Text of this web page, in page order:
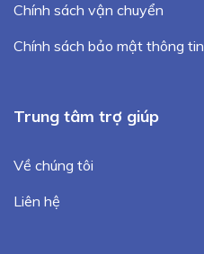
Chính sách vận chuyển
Chính sách bảo mật thông tin
Trung tâm trợ giúp
Về chúng tôi
Liên hệ